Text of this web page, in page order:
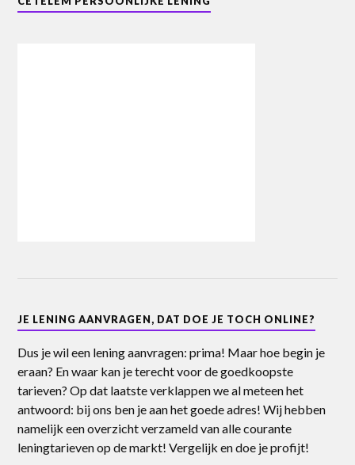
JE LENING AANVRAGEN, DAT DOE JE TOCH ONLINE?
Dus je wil een lening aanvragen: prima! Maar hoe begin je
eraan? En waar kan je terecht voor de goedkoopste
tarieven? Op dat laatste verklappen we al meteen het
antwoord: bij ons ben je aan het goede adres! Wij hebben
namelijk een overzicht verzameld van alle courante
leningtarieven op de markt! Vergelijk en doe je profijt!